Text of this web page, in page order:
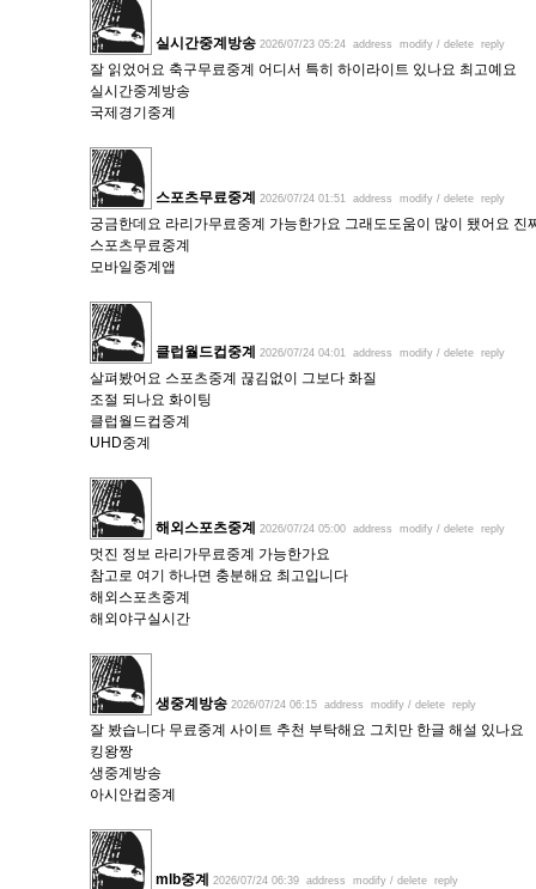
실시간중계방송 2026/07/23 05:24 address modify / delete reply
잘 읽었어요 축구무료중계 어디서 특히 하이라이트 있나요 최고예요
실시간중계방송
국제경기중계
스포츠무료중계 2026/07/24 01:51 address modify / delete reply
궁금한데요 라리가무료중계 가능한가요 그래도도움이 많이 됐어요 진
스포츠무료중계
모바일중계앱
클럽월드컵중계 2026/07/24 04:01 address modify / delete reply
살펴봤어요 스포츠중계 끊김없이 그보다 화질
조절 되나요 화이팅
클럽월드컵중계
UHD중계
해외스포츠중계 2026/07/24 05:00 address modify / delete reply
멋진 정보 라리가무료중계 가능한가요
참고로 여기 하나면 충분해요 최고입니다
해외스포츠중계
해외야구실시간
생중계방송 2026/07/24 06:15 address modify / delete reply
잘 봤습니다 무료중계 사이트 추천 부탁해요 그치만 한글 해설 있나요
킹왕짱
생중계방송
아시안컵중계
mlb중계 2026/07/24 06:39 address modify / delete reply